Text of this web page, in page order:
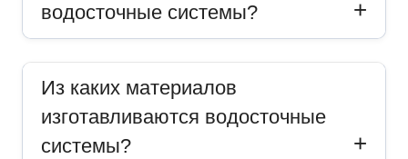
водосточные системы?
Из каких материалов
изготавливаются водосточные
системы?